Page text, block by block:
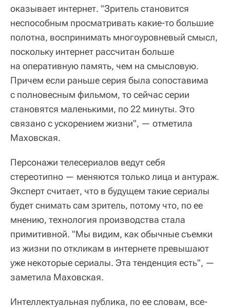
оказывает интернет. "Зритель становится
неспособным просматривать какие-то большие
полотна, воспринимать многоуровневый смысл,
поскольку интернет рассчитан больше
на оперативную память, чем на смысловую.
Причем если раньше серия была сопоставима
с полновесным фильмом, то сейчас серии
становятся маленькими, по 22 минуты. Это
связано с ускорением жизни", — отметила
Маховская.
Персонажи телесериалов ведут себя
стереотипно — меняются только лица и антураж.
Эксперт считает, что в будущем такие сериалы
будет снимать сам зритель, потому что, по ее
мнению, технология производства стала
примитивной. "Мы видим, как обычные съемки
из жизни по откликам в интернете превышают
уже некоторые сериалы. Эта тенденция есть", —
заметила Маховская.
Интеллектуальная публика, по ее словам, все-